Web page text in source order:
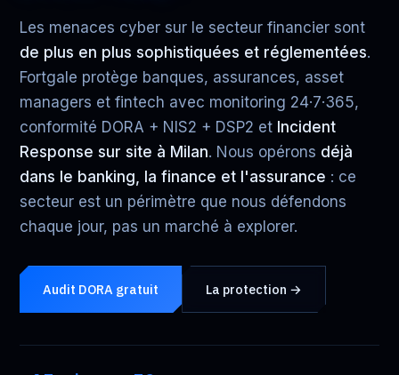
Les menaces cyber sur le secteur financier sont
de plus en plus sophistiquées et réglementées.
Fortgale protège banques, assurances, asset
managers et fintech avec monitoring 24·7·365,
conformité DORA + NIS2 + DSP2 et Incident
Response sur site à Milan. Nous opérons déjà
dans le banking, la finance et l'assurance : ce
secteur est un périmètre que nous défendons
chaque jour, pas un marché à explorer.
Audit DORA gratuit La protection →